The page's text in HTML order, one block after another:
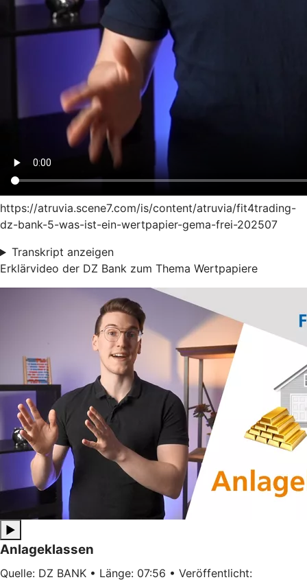
https://atruvia.scene7.com/is/content/atruvia/fit4trading-
dz-bank-5-was-ist-ein-wertpapier-gema-frei-202507
Transkript anzeigen
Erklärvideo der DZ Bank zum Thema Wertpapiere
▶
Anlageklassen
Quelle: DZ BANK • Länge: 07:56 • Veröffentlicht: